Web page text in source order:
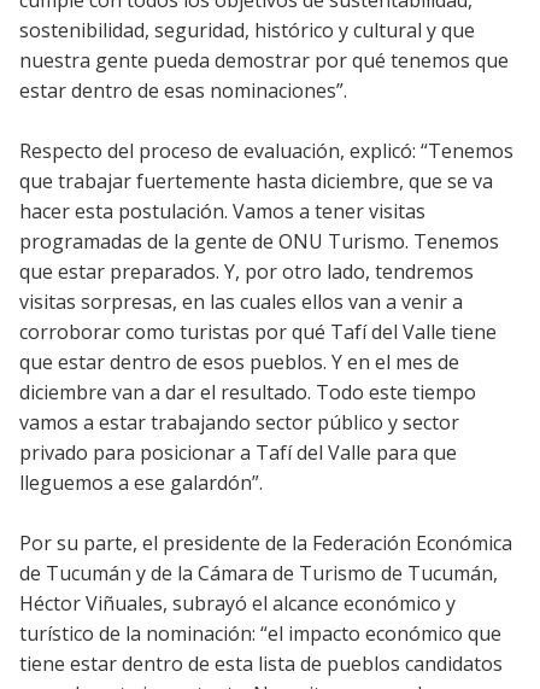
sostenibilidad, seguridad, histórico y cultural y que
nuestra gente pueda demostrar por qué tenemos que
estar dentro de esas nominaciones”.
Respecto del proceso de evaluación, explicó: “Tenemos
que trabajar fuertemente hasta diciembre, que se va
hacer esta postulación. Vamos a tener visitas
programadas de la gente de ONU Turismo. Tenemos
que estar preparados. Y, por otro lado, tendremos
visitas sorpresas, en las cuales ellos van a venir a
corroborar como turistas por qué Tafí del Valle tiene
que estar dentro de esos pueblos. Y en el mes de
diciembre van a dar el resultado. Todo este tiempo
vamos a estar trabajando sector público y sector
privado para posicionar a Tafí del Valle para que
lleguemos a ese galardón”.
Por su parte, el presidente de la Federación Económica
de Tucumán y de la Cámara de Turismo de Tucumán,
Héctor Viñuales, subrayó el alcance económico y
turístico de la nominación: “el impacto económico que
tiene estar dentro de esta lista de pueblos candidatos